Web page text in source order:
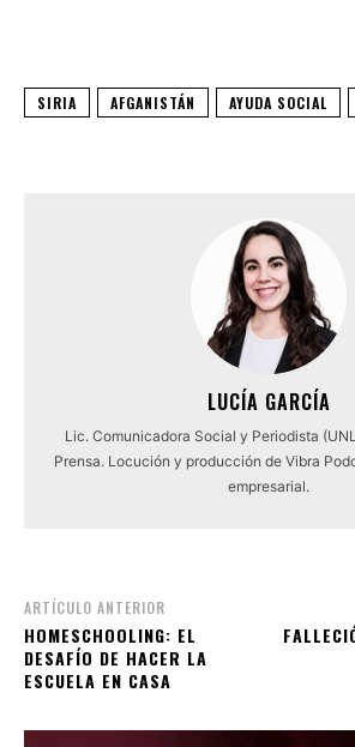
SIRIA AFGANISTÁN AYUDA SOCIAL
LUCÍA GARCÍA
Lic. Comunicadora Social y Periodista
Prensa. Locución y producción de Vibra
empresarial.
ARTÍCULO ANTERIOR
HOMESCHOOLING: EL
DESAFÍO DE HACER LA
ESCUELA EN CASA